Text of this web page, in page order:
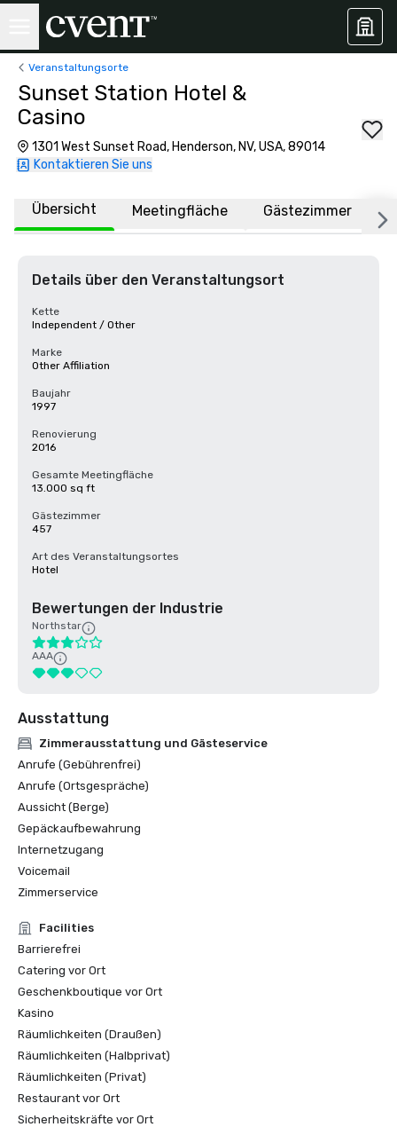
Veranstaltungsorte
Sunset Station Hotel &
Casino
1301 West Sunset Road, Henderson, NV, USA, 89014
Kontaktieren Sie uns
Übersicht Meetingfläche Gästezimmer
Details über den Veranstaltungsort
Kette
Independent / Other
Marke
Other Affiliation
Baujahr
1997
Renovierung
2016
Gesamte Meetingfläche
13.000 sq ft
Gästezimmer
457
Art des Veranstaltungsortes
Hotel
Bewertungen der Industrie
Northstar
AAA
Ausstattung
Zimmerausstattung und Gästeservice
Anrufe (Gebührenfrei)
Anrufe (Ortsgespräche)
Aussicht (Berge)
Gepäckaufbewahrung
Internetzugang
Voicemail
Zimmerservice
Facilities
Barrierefrei
Catering vor Ort
Geschenkboutique vor Ort
Kasino
Räumlichkeiten (Draußen)
Räumlichkeiten (Halbprivat)
Räumlichkeiten (Privat)
Restaurant vor Ort
Sicherheitskräfte vor Ort